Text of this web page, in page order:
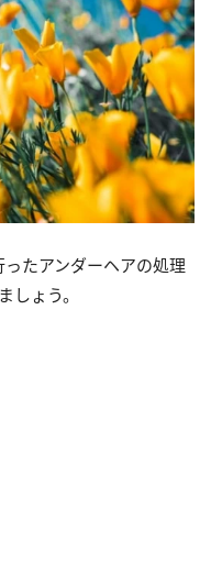
たアンダーヘアの処理
しょう。